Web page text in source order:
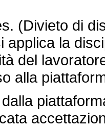
(Divieto di
applica la
del
alla